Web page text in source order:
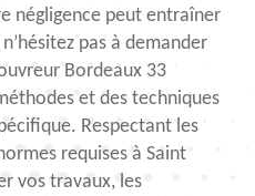
négligence peut entraîner
pas à demander
Bordeaux 33
et des techniques
Respectant les
requises à Saint
vos travaux, les